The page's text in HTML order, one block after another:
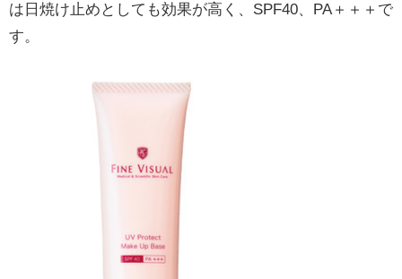
は日焼け止めとしても効果が高く、SPF40、PA＋＋＋で
す。